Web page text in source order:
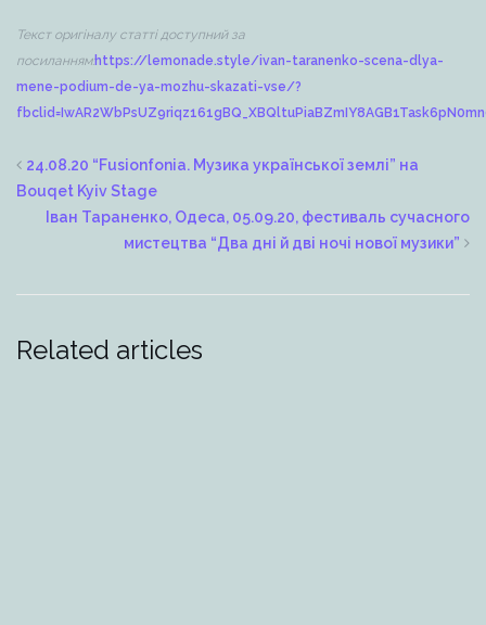
Текст оригіналу статті доступний за
посиланням:https://lemonade.style/ivan-taranenko-scena-dlya-
mene-podium-de-ya-mozhu-skazati-vse/?
24.08.20 “Fusionfonia. Музика української землі” на
Bouqet Kyiv Stage
Іван Тараненко, Одеса, 05.09.20, фестиваль сучасного
мистецтва “Два дні й дві ночі нової музики”
Related articles